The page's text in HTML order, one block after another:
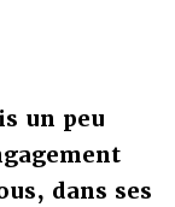
un peu
dans ses